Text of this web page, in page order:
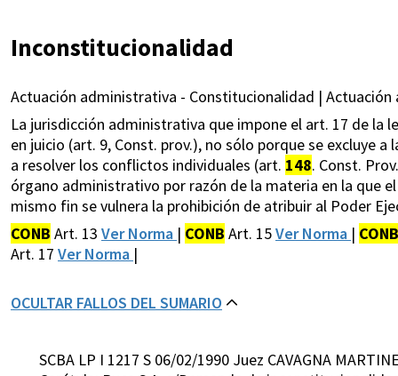
Inconstitucionalidad
Actuación administrativa - Constitucionalidad |
La jurisdicción administrativa que impone el art. 17 de la
en juicio (art. 9, Const. prov.), no sólo porque se excluye
a resolver los conflictos individuales (art. 148. Const.
órgano administrativo por razón de la materia en la que
mismo fin se vulnera la prohibición de atribuir al Poder
CONB Art. 13 Ver Norma | CONB Art. 15Ver Norma | CONB
Art. 17 Ver Norma |
OCULTAR FALLOS DEL SUMARIO
SCBA LP I 1217 S 06/02/1990 Juez CAVAGNA